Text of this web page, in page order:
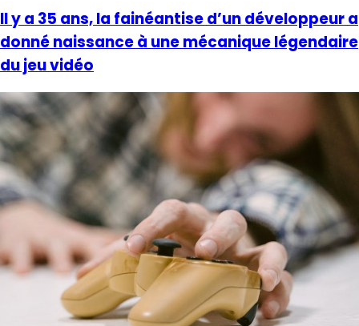
Il y a 35 ans, la fainéantise d’un développeur a
donné naissance à une mécanique légendaire
du jeu vidéo